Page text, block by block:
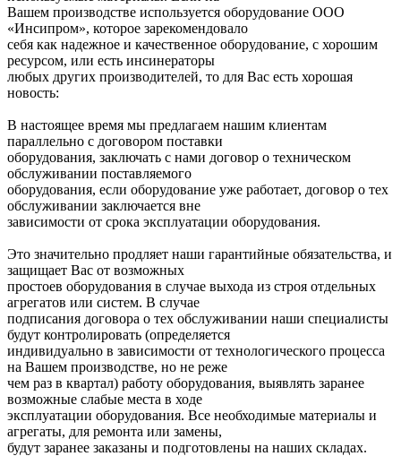
Вашем производстве используется оборудование ООО
«Инсипром», которое зарекомендовало
себя как надежное и качественное оборудование, с хорошим
ресурсом, или есть инсинераторы
любых других производителей, то для Вас есть хорошая
новость:
В настоящее время мы предлагаем нашим клиентам
параллельно с договором поставки
оборудования, заключать с нами договор о техническом
обслуживании поставляемого
оборудования, если оборудование уже работает, договор о тех
обслуживании заключается вне
зависимости от срока эксплуатации оборудования.
Это значительно продляет наши гарантийные обязательства, и
защищает Вас от возможных
простоев оборудования в случае выхода из строя отдельных
агрегатов или систем. В случае
подписания договора о тех обслуживании наши специалисты
будут контролировать (определяется
индивидуально в зависимости от технологического процесса
на Вашем производстве, но не реже
чем раз в квартал) работу оборудования, выявлять заранее
возможные слабые места в ходе
эксплуатации оборудования. Все необходимые материалы и
агрегаты, для ремонта или замены,
будут заранее заказаны и подготовлены на наших складах.